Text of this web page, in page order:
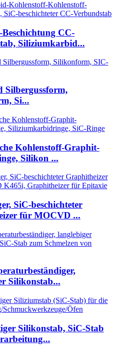
CC-
Siliziumkarbid...
Silbergussform,
Si...
Kohlenstoff-Graphit-
Silikon ...
SiC-beschichteter
für MOCVD ...
Silikonstab...
Silikonstab, SiC-Stab